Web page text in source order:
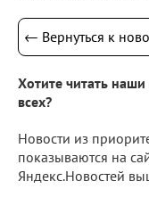
← Вернуться к
Хотите читать
всех?
Новости из
показываются на
Яндекс.Новостей